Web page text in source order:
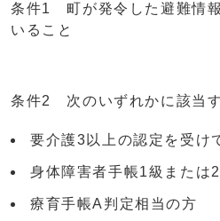
条件1 町が発令した避難情
いること
条件2 次のいずれかに該当
要介護3以上の認定を受け
身体障害者手帳1級または
療育手帳A判定相当の方